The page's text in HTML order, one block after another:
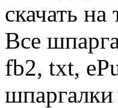
скачать
Все
fb2, txt,